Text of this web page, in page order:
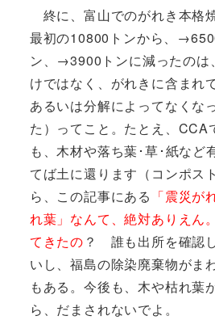
終に、富山でのがれき本格
最初の10800トンから、
ン、→3900トンに減ったのは
けではなく、がれきに含まれ
あるいは分解によってなくな
た）ってこと。たとえ、CCA
も、木材や落ち葉･草･紙など
てば土に還ります（コンポス
ら、この記事にある 「震災が
れ葉」なんて、絶対ありえん
てきたの ？ 誰も出所を確認
いし、福島の除染廃棄物がま
もある。今後も、木や枯れ葉
ら、だまされないでよ。